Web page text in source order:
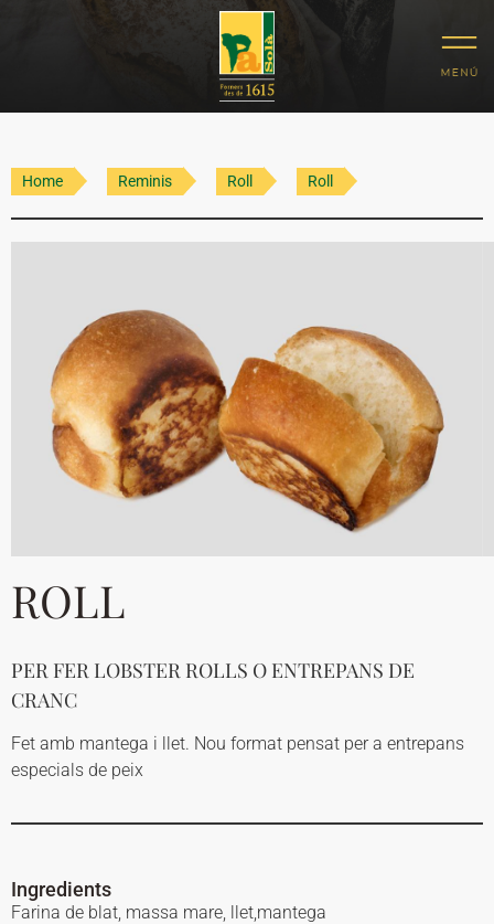
Home Reminis Roll Roll
ROLL
PER FER LOBSTER ROLLS O ENTREPANS DE
CRANC
Fet amb mantega i llet. Nou format pensat per a entrepans
especials de peix
Ingredients
Farina de blat, massa mare, llet,mantega